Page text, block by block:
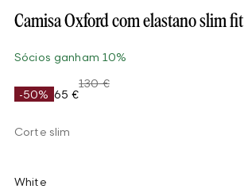
Camisa Oxford com elastano slim fit
Sócios ganham 10%
-50% 65 €
130 €
Corte slim
White